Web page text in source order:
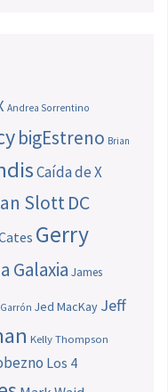
Andrea Sorrentino
bigEstreno Brian
Caída de X
SlottDC
Gerry
Galaxia James
Jed MacKay Jeff
Kelly Thompson
Los 4